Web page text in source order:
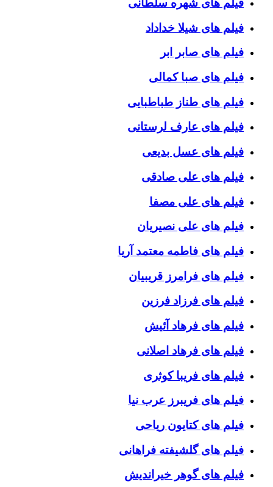
فیلم های شهره سلطانی
فیلم های شیلا خداداد
فیلم های صابر ابر
فیلم های صبا کمالی
فیلم های طناز طباطبایی
فیلم های عارف لرستانی
فیلم های عسل بدیعی
فیلم های علی صادقی
فیلم های علی مصفا
فیلم های علی نصیریان
فیلم های فاطمه معتمد آریا
فیلم های فرامرز قریبیان
فیلم های فرزاد فرزین
فیلم های فرهاد آئیش
فیلم های فرهاد اصلانی
فیلم های فریبا کوثری
فیلم های فریبرز عرب نیا
فیلم های کتایون ریاحی
فیلم های گلشیفته فراهانی
فیلم های گوهر خیراندیش